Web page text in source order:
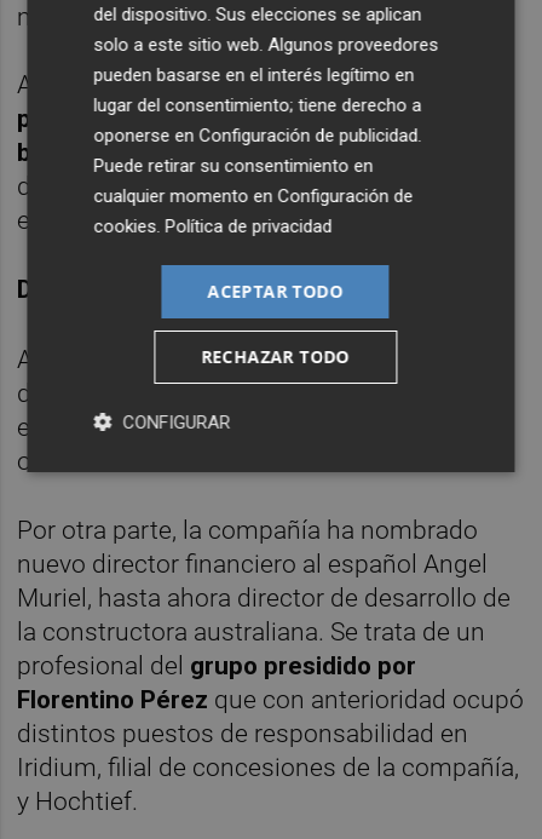
millones de euros).
Ante este resultado,Cimic confirmó su
previsión de cerrar el ejercicio 2015 con un
beneficio neto de entre 450 y 520 millones
de dólares (entre 412 y 477 millones de
euros).
DIVIDENDO
Asimismo, anunció el pago de un dividendo
de 0,46 dólares australianos (unos 0,30
euros por acción) el próximo mes de
octubre.
Por otra parte, la compañía ha nombrado
nuevo director financiero al español Angel
Muriel, hasta ahora director de desarrollo de
la constructora australiana. Se trata de un
profesional del grupo presidido por
Florentino Pérez que con anterioridad ocupó
distintos puestos de responsabilidad en
Iridium, filial de concesiones de la compañía,
y Hochtief.
del dispositivo. Sus elecciones se aplican
solo a este sitio web. Algunos proveedores
pueden basarse en el interés legítimo en
lugar del consentimiento; tiene derecho a
oponerse enConfiguración de publicidad
Puede retirar su consentimiento en
cualquier momento enConfiguración de
cookies .Política de privacidad
ACEPTAR TODO
RECHAZAR TODO
CONFIGURAR